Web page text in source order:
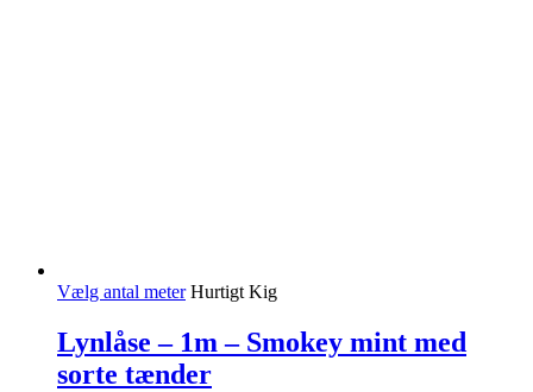
Vælg antal meter Hurtigt Kig
Lynlåse – 1m – Smokey mint med
sorte tænder